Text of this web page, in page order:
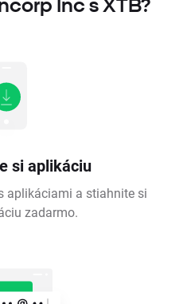
Inc s XTB?
si aplikáciu
aplikáciami a stiahnite si
zadarmo.